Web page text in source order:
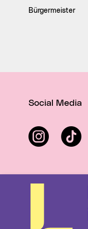
Bürgermeister
Social Media
InstagramTikTok